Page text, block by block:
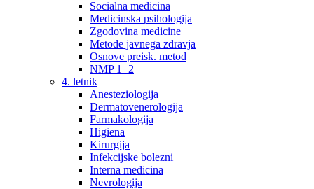
Socialna medicina
Medicinska psihologija
Zgodovina medicine
Metode javnega zdravja
Osnove preisk. metod
NMP 1+2
4. letnik
Anesteziologija
Dermatovenerologija
Farmakologija
Higiena
Kirurgija
Infekcijske bolezni
Interna medicina
Nevrologija